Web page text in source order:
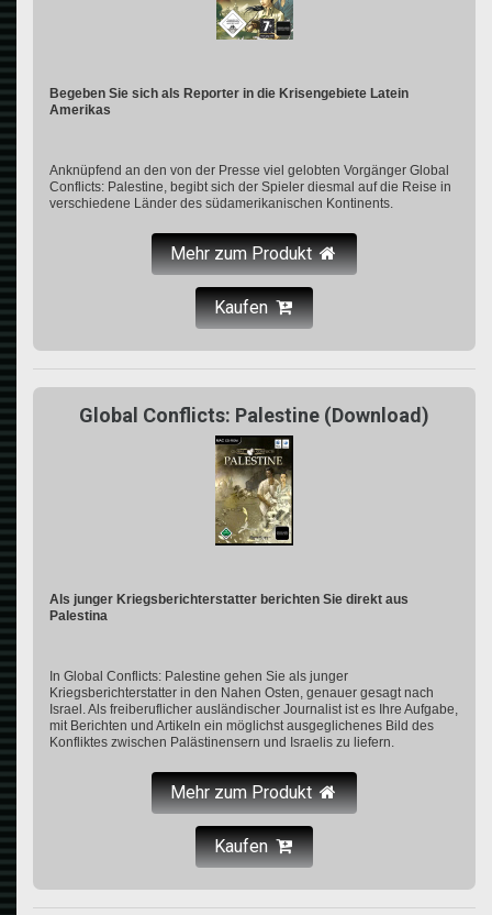
Begeben Sie sich als Reporter in die Krisengebiete Latein
Amerikas
Anknüpfend an den von der Presse viel gelobten Vorgänger Global
Conflicts: Palestine, begibt sich der Spieler diesmal auf die Reise in
verschiedene Länder des südamerikanischen Kontinents.
Mehr zum Produkt
Kaufen
Global Conflicts: Palestine (Download)
Als junger Kriegsberichterstatter berichten Sie direkt aus
Palestina
In Global Conflicts: Palestine gehen Sie als junger
Kriegsberichterstatter in den Nahen Osten, genauer gesagt nach
Israel. Als freiberuflicher ausländischer Journalist ist es Ihre Aufgabe,
mit Berichten und Artikeln ein möglichst ausgeglichenes Bild des
Konfliktes zwischen Palästinensern und Israelis zu liefern.
Mehr zum Produkt
Kaufen